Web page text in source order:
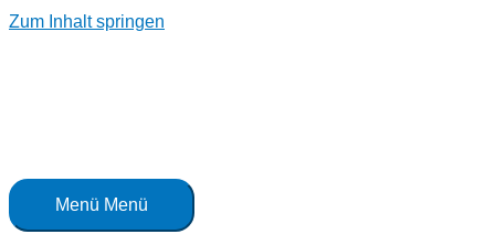
Zum Inhalt springen
Menü Menü